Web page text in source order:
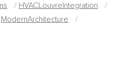
/ HVACLouvreIntegration
/
ModernArchitecture
/